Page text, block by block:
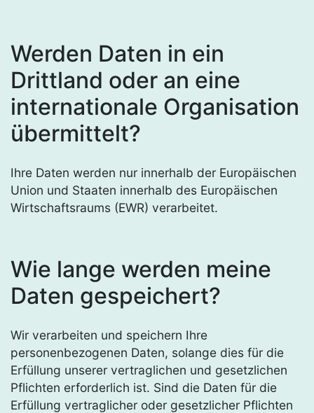
Werden Daten in ein
Drittland oder an eine
internationale Organisation
übermittelt?
Ihre Daten werden nur innerhalb der Europäischen
Union und Staaten innerhalb des Europäischen
Wirtschaftsraums (EWR) verarbeitet.
Wie lange werden meine
Daten gespeichert?
Wir verarbeiten und speichern Ihre
personenbezogenen Daten, solange dies für die
Erfüllung unserer vertraglichen und gesetzlichen
Pflichten erforderlich ist. Sind die Daten für die
Erfüllung vertraglicher oder gesetzlicher Pflichten